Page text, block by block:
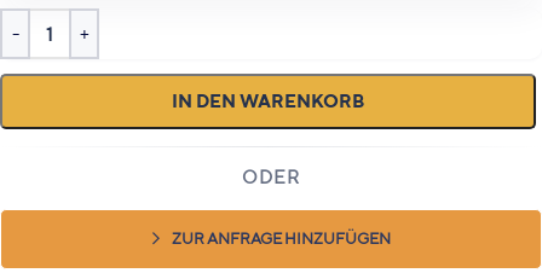
IN DEN WARENKORB
ZUR ANFRAGE HINZUFÜGEN